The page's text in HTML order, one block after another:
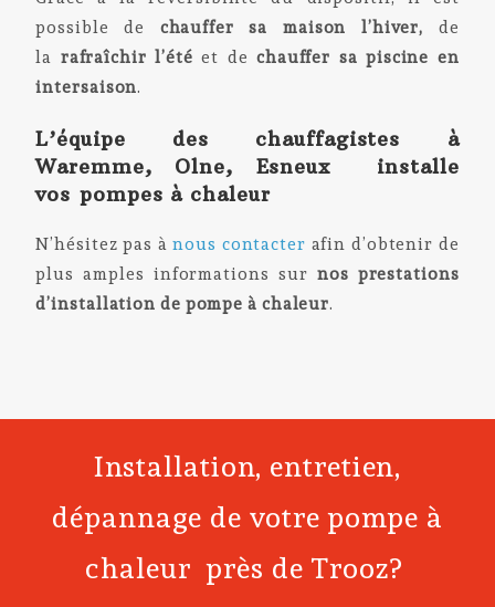
possible de chauffer sa maison l’hiver, de
la rafraîchir l’étéet de chauffer sa piscine en
intersaison.
L’équipe des chauffagistes à
Waremme, Olne, Esneux installe
vospompes à chaleur
N’hésitez pas ànous contacter afin d’obtenir de
plus amples informations sur nos prestations
d’installation de pompe à chaleur.
Installation, entretien,
dépannage de votre pompe à
chaleur près de Trooz?